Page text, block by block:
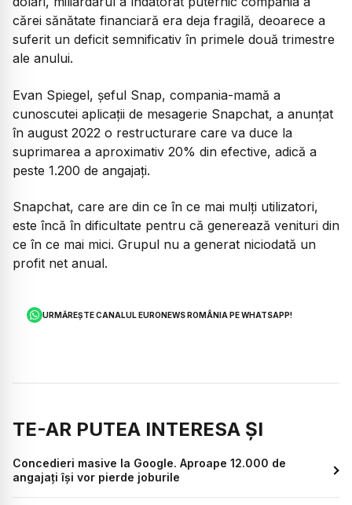
cărei sănătate financiară era deja fragilă, deoarece a
suferit un deficit semnificativ în primele două trimestre
ale anului.
Evan Spiegel, şeful Snap, compania-mamă a
cunoscutei aplicaţii de mesagerie Snapchat, a anunţat
în august 2022 o restructurare care va duce la
suprimarea a aproximativ 20% din efective, adică a
peste 1.200 de angajaţi.
Snapchat, care are din ce în ce mai mulţi utilizatori,
este încă în dificultate pentru că generează venituri din
ce în ce mai mici. Grupul nu a generat niciodată un
profit net anual.
URMĂREȘTE CANALUL EURONEWS ROMÂNIA PE WHATSAPP!
TE-AR PUTEA INTERESA ȘI
Concedieri masive la Google. Aproape 12.000 de
angajați își vor pierde joburile